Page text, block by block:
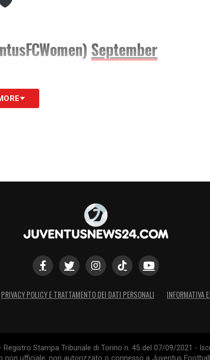
September
PRIVACY POLICY E TRATTAMENTO DEI DATI PERSONALI INFORMATIVA
Stampa Tribunale di Torino n. 45 del 07/09/2021 -